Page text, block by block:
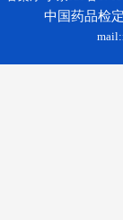
中国药品检